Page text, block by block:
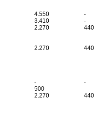
4.550
-
3.410
-
2.270 440
2.270 440
-
-
500
-
2.270 440